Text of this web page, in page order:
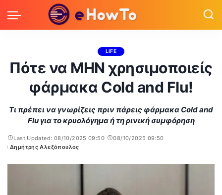
LIFE
Πότε να ΜΗΝ χρησιμοποιείς
φάρμακα Cold and Flu!
Τι πρέπει να γνωρίζεις πριν πάρεις φάρμακα Cold and
Flu για το κρυολόγημα ή τη ρινική συμφόρηση
Last Updated: 08/10/2025 09:50
08/10/2025 09:50
Posted
Δημήτρης Αλεξόπουλος